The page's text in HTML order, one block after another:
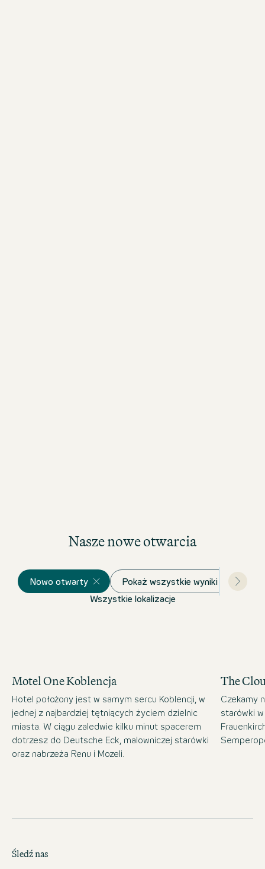
Nasze nowe otwarcia
Nowo otwarty Pokaż wszystkie wyniki
Wszystkie lokalizacje
Motel One Koblencja
Hotel położony jest w samym sercu Koblencji, w
jednej z najbardziej tętniących życiem dzielnic
miasta. W ciągu zaledwie kilku minut spacerem
dotrzesz do Deutsche Eck, malowniczej starówki
oraz nabrzeża Renu i Mozeli.
The
Czekamy
starówki
Śledź nas